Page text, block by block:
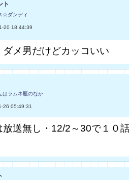
ト
☆ダンディ
20 18:44:39
男だけどカッコいい
はラムネ瓶のなか
26 05:49:31
放送無し・12/2～30で１０